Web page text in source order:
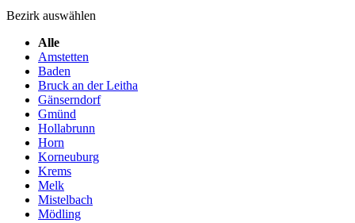
Bezirk auswählen
Alle
Amstetten
Baden
Bruck an der Leitha
Gänserndorf
Gmünd
Hollabrunn
Horn
Korneuburg
Krems
Melk
Mistelbach
Mödling